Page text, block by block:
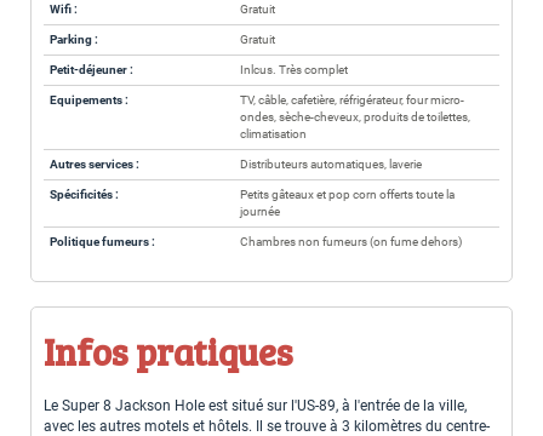
Wifi : Gratuit
Parking : Gratuit
Petit-déjeuner : Inlcus. Très complet
Equipements :
TV, câble, cafetière, réfrigérateur, four micro-
ondes, sèche-cheveux, produits de toilettes,
climatisation
Autres services : Distributeurs automatiques, laverie
Spécificités :
Petits gâteaux et pop corn offerts toute la
journée
Politique fumeurs : Chambres non fumeurs (on fume dehors)
Infos pratiques
Le Super 8 Jackson Hole est situé sur l'US-89, à l'entrée de la ville,
avec les autres motels et hôtels. Il se trouve à 3 kilomètres du centre-